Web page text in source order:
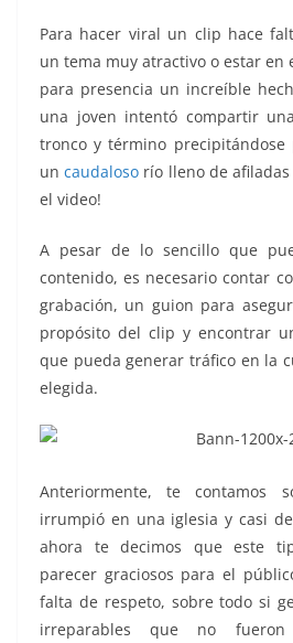
Para hacer viral un clip hace
un tema muy atractivo o estar en
para presencia un increíble
una joven intentó compartir
tronco y término precipitándose
uncaudaloso río lleno de
el video!
A pesar de lo sencillo que
contenido, es necesario contar
grabación, un guion para
propósito del clip y encontrar
que pueda generar tráfico en la
elegida.
Anteriormente, te contamos
irrumpió en una iglesia y casi
ahora te decimos que este
parecer graciosos para el
falta de respeto, sobre todo si
irreparables que no fueron